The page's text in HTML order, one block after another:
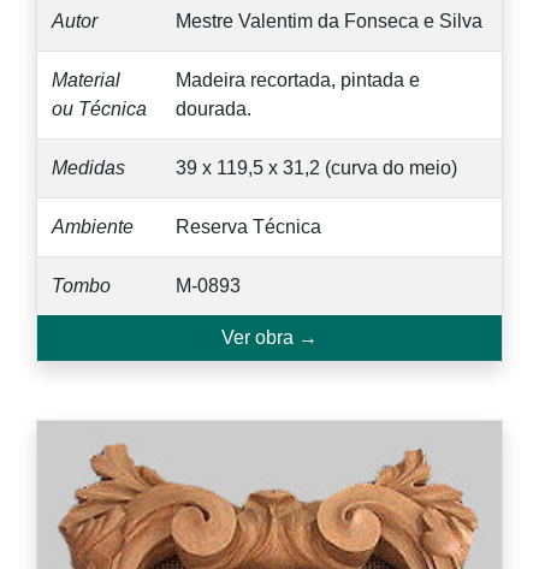
Autor Mestre Valentim da Fonseca e Silva
Material
ou Técnica
Madeira recortada, pintada e
dourada.
Medidas 39 x 119,5 x 31,2 (curva do meio)
Ambiente Reserva Técnica
Tombo M-0893
Ver obra →